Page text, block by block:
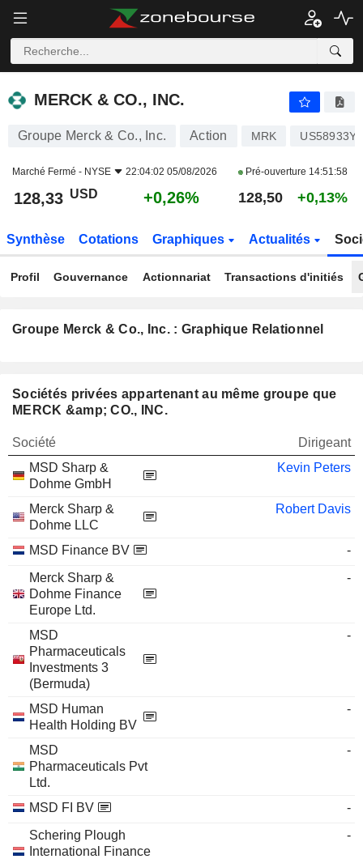
MERCK & CO., INC.
MERCK & CO., INC.
Groupe Merck & Co., Inc. Action MRK
Marché Fermé - NYSE 22:04:02 05/08/2026 Pré-ouverture 14:51:58
128,33 USD +0,26% 128,50 +0,13%
Synthèse Cotations Graphiques Actualités
Profil Gouvernance Actionnariat Transactions d'initiés
Groupe Merck & Co., Inc. : Graphique Relationnel
Sociétés privées appartenant au même groupe que
MERCK &amp; CO., INC.
Société
Dirigeant
MSD Sharp &
Dohme GmbH
Kevin Peters
Merck Sharp &
Dohme LLC
Robert Davis
MSD Finance BV
-
Merck Sharp &
Dohme Finance
Europe Ltd.
-
MSD
Pharmaceuticals
Investments 3
(Bermuda)
-
MSD Human
Health Holding BV
-
MSD
Pharmaceuticals Pvt
Ltd.
-
MSD FI BV
-
Schering Plough
International Finance
-